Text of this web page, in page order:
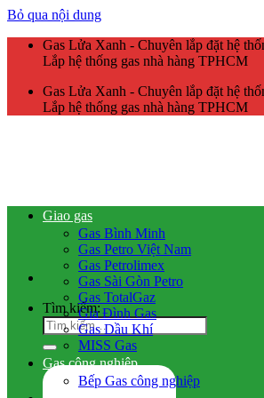
Bỏ qua nội dung
Gas Lửa Xanh - Chuyên lắp đặt hệ
Lắp hệ thống gas nhà hàng TPHCM
Gas Lửa Xanh - Chuyên lắp đặt hệ
Lắp hệ thống gas nhà hàng TPHCM
Tìm kiếm:
Giao gas
Gas Bình Minh
Gas Petro Việt Nam
Gas Petrolimex
Gas Sài Gòn Petro
Gas TotalGaz
Gia Đình Gas
Gas Dầu Khí
MISS Gas
Gas công nghiệp
Bếp Gas công nghiệp